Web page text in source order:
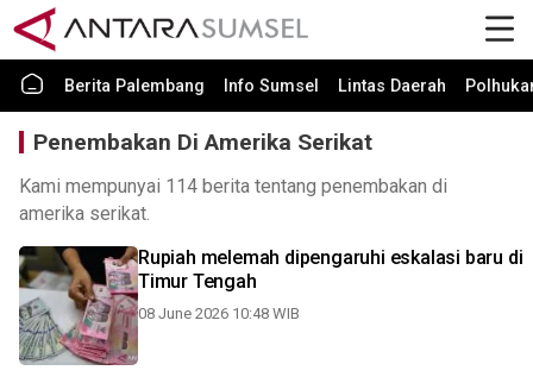
Berita Palembang Info Sumsel Lintas Daerah
Penembakan Di Amerika Serikat
Kami mempunyai 114 berita tentang penembakan di
amerika serikat.
Rupiah melemah dipengaruhi eskalasi baru di
Timur Tengah
08 June 2026 10:48 WIB